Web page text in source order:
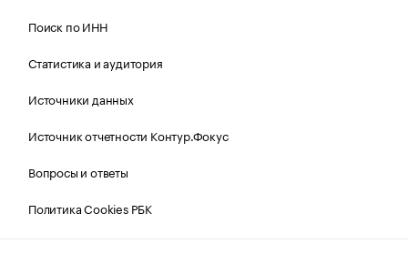
Поиск по ИНН
Статистика и аудитория
Источники данных
Источник отчетности Контур.Фокус
Вопросы и ответы
Политика Cookies РБК